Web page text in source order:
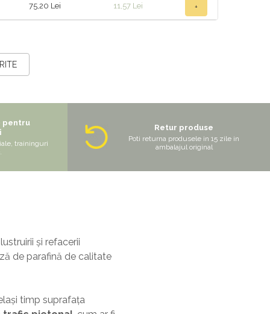
75,20 Lei 11,57 Lei +
pentru
traininguri
Retur produse
Poti returna produsele in 15 zile in
ambalajul original
și refacerii
de parafină de calitate
timp suprafața